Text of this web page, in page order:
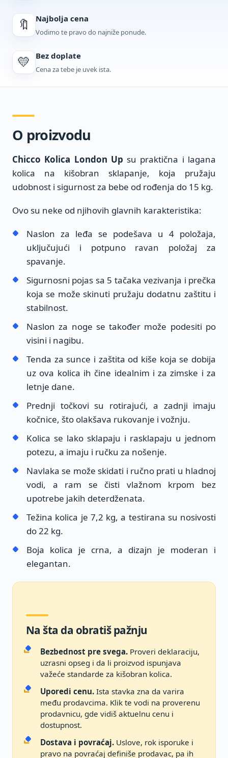
🔖 Najbolja cena
Vodimo te pravo do najniže ponude.
💛 Bez doplate
Cena za tebe je uvek ista.
O proizvodu
Chicco Kolica London Up su praktična i lagana
kolica na kišobran sklapanje, koja pružaju
udobnost i sigurnost za bebe od rođenja do 15 kg.
Ovo su neke od njihovih glavnih karakteristika:
Naslon za leđa se podešava u 4 položaja,
uključujući i potpuno ravan položaj za
spavanje.
Sigurnosni pojas sa 5 tačaka vezivanja i prečka
koja se može skinuti pružaju dodatnu zaštitu i
stabilnost.
Naslon za noge se također može podesiti po
visini i nagibu.
Tenda za sunce i zaštita od kiše koja se dobija
uz ova kolica ih čine idealnim i za zimske i za
letnje dane.
Prednji točkovi su rotirajući, a zadnji imaju
kočnice, što olakšava rukovanje i vožnju.
Kolica se lako sklapaju i rasklapaju u jednom
potezu, a imaju i ručku za nošenje.
Navlaka se može skidati i ručno prati u hladnoj
vodi, a ram se čisti vlažnom krpom bez
upotrebe jakih deterdženata.
Težina kolica je 7,2 kg, a testirana su nosivosti
do 22 kg.
Boja kolica je crna, a dizajn je moderan i
elegantan.
Na šta da obratiš pažnju
Bezbednost pre svega. Proveri deklaraciju,
uzrasni opseg i da li proizvod ispunjava
važeće standarde za kišobran kolica.
Uporedi cenu. Ista stavka zna da varira
među prodavcima. Klik te vodi na proverenu
prodavnicu, gde vidiš aktuelnu cenu i
dostupnost.
Dostava i povraćaj. Uslove, rok isporuke i
pravo na povraćaj definiše prodavac, pa ih